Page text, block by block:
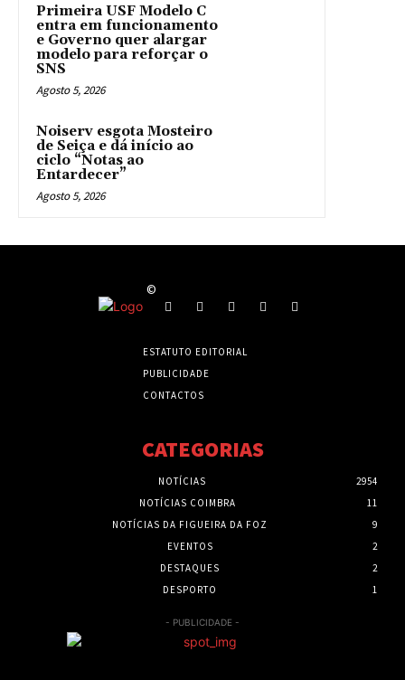
Primeira USF Modelo C
entra em funcionamento
e Governo quer alargar
modelo para reforçar o
SNS
Agosto 5, 2026
Noiserv esgota Mosteiro
de Seiça e dá início ao
ciclo “Notas ao
Entardecer”
Agosto 5, 2026
©
ESTATUTO EDITORIAL
PUBLICIDADE
CONTACTOS
CATEGORIAS
NOTÍCIAS
2954
NOTÍCIAS COIMBRA
11
NOTÍCIAS DA FIGUEIRA DA FOZ
9
EVENTOS
2
DESTAQUES
2
DESPORTO
1
- PUBLICIDADE -